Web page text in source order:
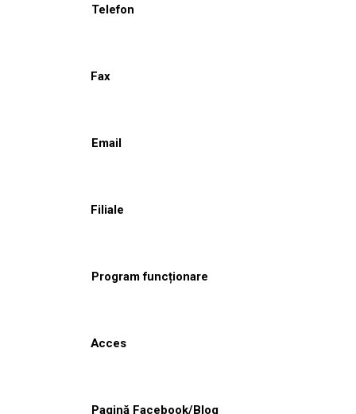
Telefon
Fax
Email
Filiale
Program funcționare
Acces
Pagină Facebook/Blog